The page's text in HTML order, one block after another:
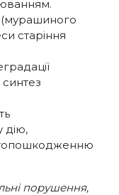
старіння
дію,
порушення,